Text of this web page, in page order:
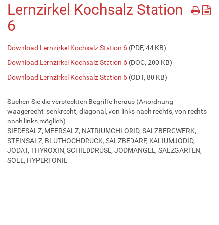
Lernzirkel Kochsalz Station
6
Download Lernzirkel Kochsalz Station 6 (PDF, 44 KB)
Download Lernzirkel Kochsalz Station 6 (DOC, 200 KB)
Download Lernzirkel Kochsalz Station 6 (ODT, 80 KB)
Suchen Sie die versteckten Begriffe heraus (Anordnung
waagerecht, senkrecht, diagonal, von links nach rechts, von rechts
nach links möglich).
SIEDESALZ, MEERSALZ, NATRIUMCHLORID, SALZBERGWERK,
STEINSALZ, BLUTHOCHDRUCK, SALZBEDARF, KALIUMJODID,
JODAT, THYROXIN, SCHILDDRÜSE, JODMANGEL, SALZGARTEN,
SOLE, HYPERTONIE